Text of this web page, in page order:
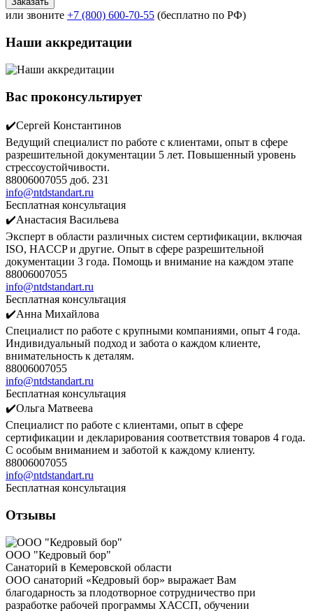
или звоните +7 (800) 600-70-55 (бесплатно по РФ)
Наши аккредитации
Вас проконсультирует
✔️Сергей Константинов
Ведущий специалист по работе с клиентами, опыт в сфере
разрешительной документации 5 лет. Повышенный уровень
стрессоустойчивости.
88006007055 доб. 231
info@ntdstandart.ru
Бесплатная консультация
✔️Анастасия Васильева
Эксперт в области различных систем сертификации, включая
ISO, HACCP и другие. Опыт в сфере разрешительной
документации 3 года. Помощь и внимание на каждом этапе
88006007055
info@ntdstandart.ru
Бесплатная консультация
✔️Анна Михайлова
Специалист по работе с крупными компаниями, опыт 4 года.
Индивидуальный подход и забота о каждом клиенте,
внимательность к деталям.
88006007055
info@ntdstandart.ru
Бесплатная консультация
✔️Ольга Матвеева
Специалист по работе с клиентами, опыт в сфере
сертификации и декларирования соответствия товаров 4 года.
С особым вниманием и заботой к каждому клиенту.
88006007055
info@ntdstandart.ru
Бесплатная консультация
Отзывы
ООО "Кедровый бор"
Санаторий в Кемеровской области
ООО санаторий «Кедровый бор» выражает Вам
благодарность за плодотворное сотрудничество при
разработке рабочей программы ХАССП, обучении